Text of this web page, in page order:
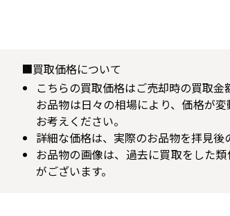
■買取価格について
こちらの買取価格はご売却時の買取金
お品物は日々の相場により、価格が
お考えください。
詳細な価格は、実際のお品物を拝見後
お品物の画像は、過去に買取をした
がございます。